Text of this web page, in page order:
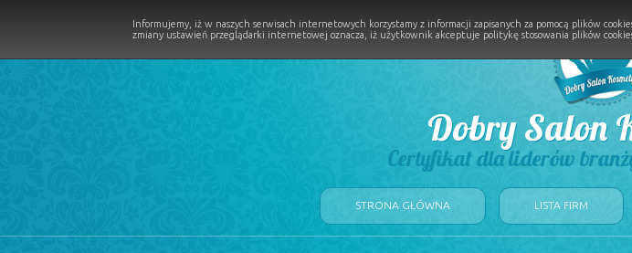
Dobry Salon
Certyfikat dla liderów
STRONA GŁÓWNA LISTA FIRM
Informujemy, iż w naszych serwisach internetowych korzystamy z informacji zapisanych za pomocą plików
zmiany ustawień przeglądarki internetowej oznacza, iż użytkownik akceptuje politykę stosowania plików